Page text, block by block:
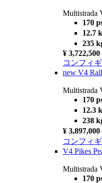
Multistrada
170
12.7
235
¥ 3,722,500
コンフィ
new V4
Multistrada
170
12.3
238
¥ 3,897,000
コンフィ
V4 Pikes
Multistrada
170